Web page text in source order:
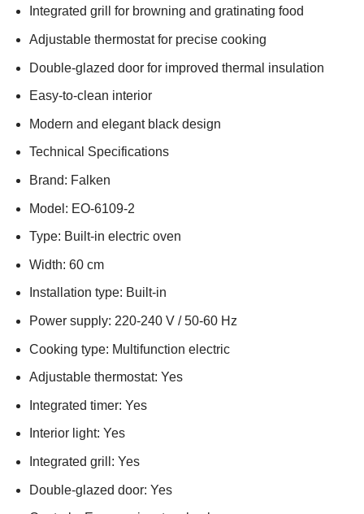
Integrated grill for browning and gratinating food
Adjustable thermostat for precise cooking
Double-glazed door for improved thermal insulation
Easy-to-clean interior
Modern and elegant black design
Technical Specifications
Brand: Falken
Model: EO-6109-2
Type: Built-in electric oven
Width: 60 cm
Installation type: Built-in
Power supply: 220-240 V / 50-60 Hz
Cooking type: Multifunction electric
Adjustable thermostat: Yes
Integrated timer: Yes
Interior light: Yes
Integrated grill: Yes
Double-glazed door: Yes